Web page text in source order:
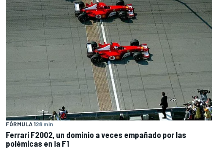
FÓRMULA 128 min
Ferrari F2002, un dominio a veces empañado por las
polémicas en la F1